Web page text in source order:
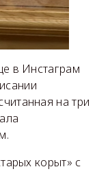
в Инстаграм
на три
корыт» с